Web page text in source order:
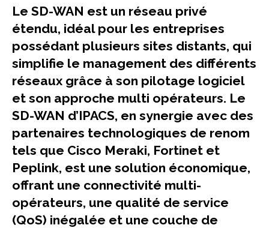
Le SD-WAN est un réseau privé
étendu, idéal pour les entreprises
possédant plusieurs sites distants, qui
simplifie le management des différents
réseaux grâce à son pilotage logiciel
et son approche multi opérateurs. Le
SD-WAN d’IPACS, en synergie avec des
partenaires technologiques de renom
tels que Cisco Meraki, Fortinet et
Peplink, est une solution économique,
offrant une connectivité multi-
opérateurs, une qualité de service
(QoS) inégalée et une couche de